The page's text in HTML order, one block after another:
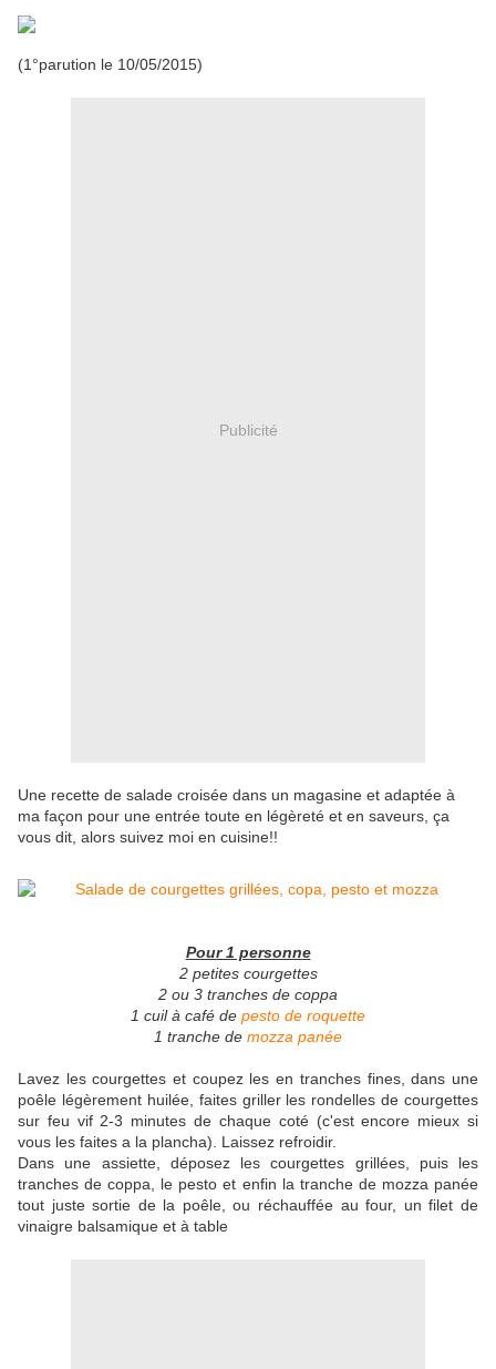
(1°parution le 10/05/2015)
Publicité
Une recette de salade croisée dans un magasine et adaptée à
ma façon pour une entrée toute en légèreté et en saveurs, ça
vous dit, alors suivez moi en cuisine!!
Pour 1 personne
2 petites courgettes
2 ou 3 tranches de coppa
1 cuil à café de pesto de roquette
1 tranche de mozza panée
Lavez les courgettes et coupez les en tranches fines, dans une
poêle légèrement huilée, faites griller les rondelles de courgettes
sur feu vif 2-3 minutes de chaque coté (c'est encore mieux si
vous les faites a la plancha). Laissez refroidir.
Dans une assiette, déposez les courgettes grillées, puis les
tranches de coppa, le pesto et enfin la tranche de mozza panée
tout juste sortie de la poêle, ou réchauffée au four, un filet de
vinaigre balsamique et à table